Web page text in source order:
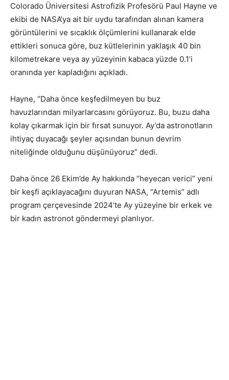
Colorado Üniversitesi Astrofizik Profesörü Paul Hayne ve
ekibi de NASA’ya ait bir uydu tarafından alınan kamera
görüntülerini ve sıcaklık ölçümlerini kullanarak elde
ettikleri sonuca göre, buz kütlelerinin yaklaşık 40 bin
kilometrekare veya ay yüzeyinin kabaca yüzde 0.1’i
oranında yer kapladığını açıkladı.
Hayne, “Daha önce keşfedilmeyen bu buz
havuzlarından milyarlarcasını görüyoruz. Bu, buzu daha
kolay çıkarmak için bir fırsat sunuyor. Ay’da astronotların
ihtiyaç duyacağı şeyler açısından bunun devrim
niteliğinde olduğunu düşünüyoruz” dedi.
Daha önce 26 Ekim’de Ay hakkında “heyecan verici” yeni
bir keşfi açıklayacağını duyuran NASA, “Artemis” adlı
program çerçevesinde 2024’te Ay yüzeyine bir erkek ve
bir kadın astronot göndermeyi planlıyor.